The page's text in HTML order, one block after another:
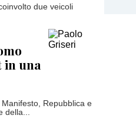
due veicoli
in una
Repubblica e
della...